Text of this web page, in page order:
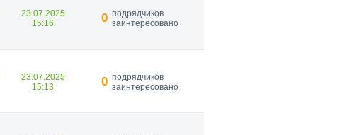
23.07.2025
15:16
0 подрядчиков
заинтересовано
23.07.2025
15:13
0 подрядчиков
заинтересовано